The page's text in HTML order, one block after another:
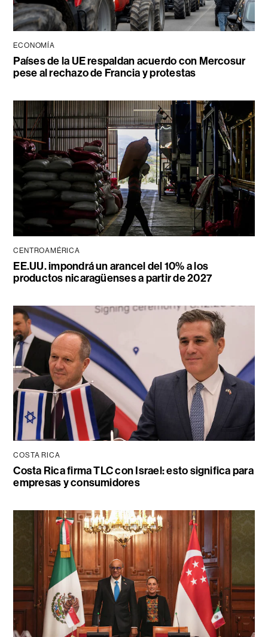
ECONOMÍA
Países de la UE respaldan acuerdo con Mercosur
pese al rechazo de Francia y protestas
CENTROAMÉRICA
EE.UU. impondrá un arancel del 10% a los
productos nicaragüenses a partir de 2027
COSTA RICA
Costa Rica firma TLC con Israel: esto significa para
empresas y consumidores